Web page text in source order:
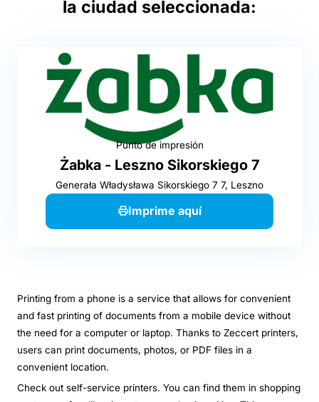
la ciudad seleccionada:
Punto de impresión
Żabka - Leszno Sikorskiego 7
Generała Władysława Sikorskiego 7 7, Leszno
Imprime aquí
Printing from a phone is a service that allows for convenient
and fast printing of documents from a mobile device without
the need for a computer or laptop. Thanks to Zeccert printers,
users can print documents, photos, or PDF files in a
convenient location.
Check out self-service printers. You can find them in shopping